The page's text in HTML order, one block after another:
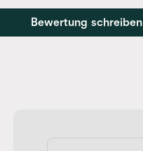
Bewertung schreiben